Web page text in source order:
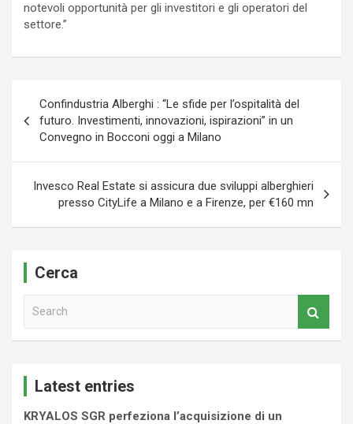
notevoli opportunità per gli investitori e gli operatori del
settore.”
articoli
Confindustria Alberghi : “Le sfide per l’ospitalità del
futuro. Investimenti, innovazioni, ispirazioni” in un
Convegno in Bocconi oggi a Milano
Invesco Real Estate si assicura due sviluppi alberghieri
presso CityLife a Milano e a Firenze, per €160 mn
Cerca
Latest entries
KRYALOS SGR perfeziona l’acquisizione di un